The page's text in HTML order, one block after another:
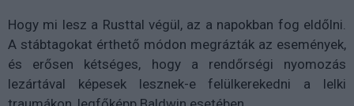
Hogy mi lesz a Rusttal végül, az a napokban fog eldőlni.
A stábtagokat érthető módon megrázták az események,
és erősen kétséges, hogy a rendőrségi nyomozás
lezártával képesek lesznek-e felülkerekedni a lelki